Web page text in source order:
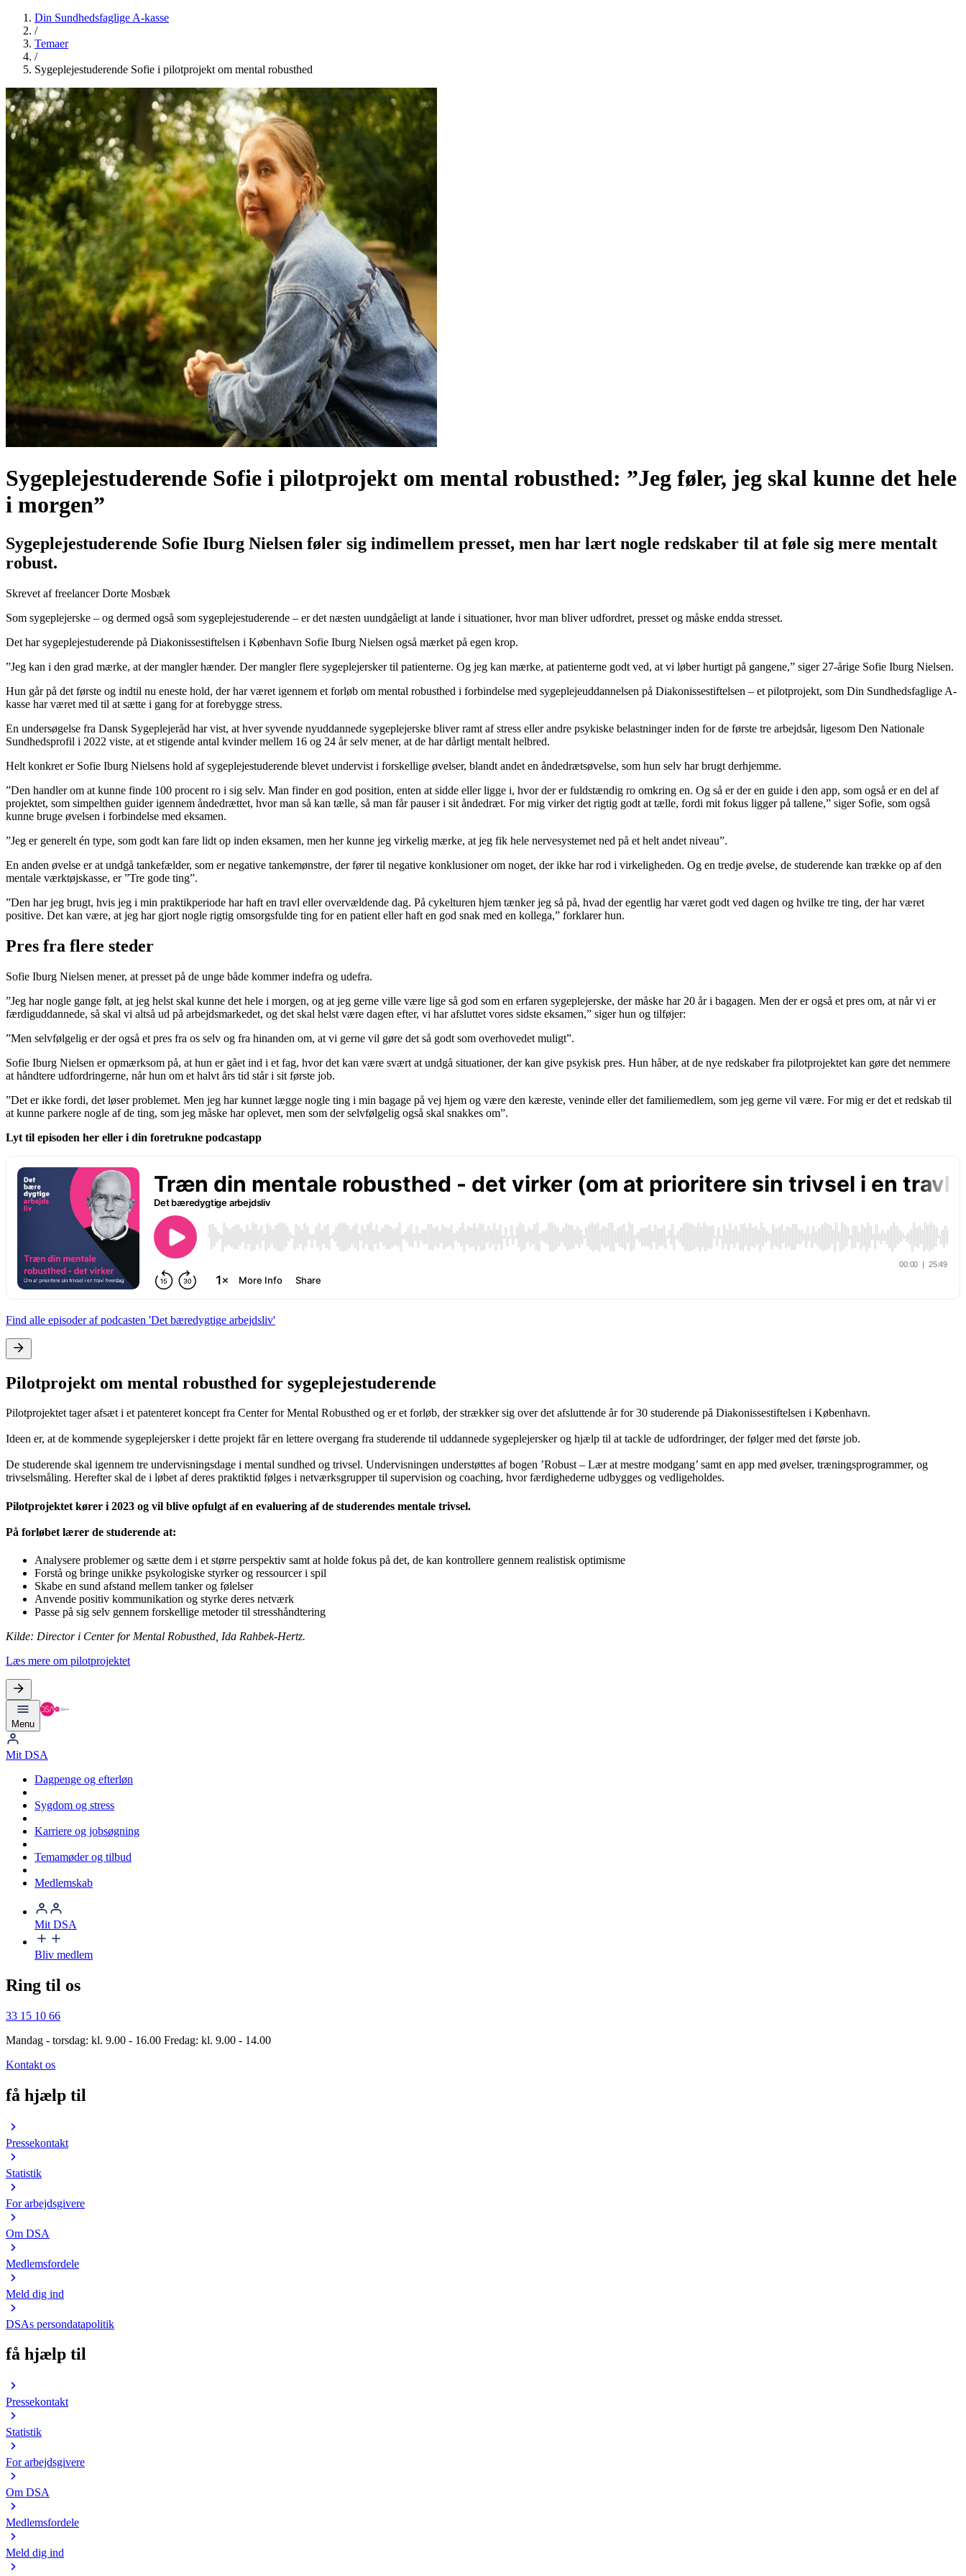
Din Sundhedsfaglige A-kasse
/
Temaer
/
Sygeplejestuderende Sofie i pilotprojekt om mental robusthed
Sygeplejestuderende Sofie i pilotprojekt om mental robusthed: ”Jeg føler, jeg skal kunne det hele
i morgen”
Sygeplejestuderende Sofie Iburg Nielsen føler sig indimellem presset, men har lært nogle redskaber til at føle sig mere mentalt
robust.
Skrevet af freelancer Dorte Mosbæk
Som sygeplejerske – og dermed også som sygeplejestuderende – er det næsten uundgåeligt at lande i situationer, hvor man bliver udfordret, presset og måske endda stresset.
Det har sygeplejestuderende på Diakonissestiftelsen i København Sofie Iburg Nielsen også mærket på egen krop.
”Jeg kan i den grad mærke, at der mangler hænder. Der mangler flere sygeplejersker til patienterne. Og jeg kan mærke, at patienterne godt ved, at vi løber hurtigt på gangene,” siger 27-årige Sofie Iburg Nielsen.
Hun går på det første og indtil nu eneste hold, der har været igennem et forløb om mental robusthed i forbindelse med sygeplejeuddannelsen på Diakonissestiftelsen – et pilotprojekt, som Din Sundhedsfaglige A-
kasse har været med til at sætte i gang for at forebygge stress.
En undersøgelse fra Dansk Sygeplejeråd har vist, at hver syvende nyuddannede sygeplejerske bliver ramt af stress eller andre psykiske belastninger inden for de første tre arbejdsår, ligesom Den Nationale
Sundhedsprofil i 2022 viste, at et stigende antal kvinder mellem 16 og 24 år selv mener, at de har dårligt mentalt helbred.
Helt konkret er Sofie Iburg Nielsens hold af sygeplejestuderende blevet undervist i forskellige øvelser, blandt andet en åndedrætsøvelse, som hun selv har brugt derhjemme.
”Den handler om at kunne finde 100 procent ro i sig selv. Man finder en god position, enten at sidde eller ligge i, hvor der er fuldstændig ro omkring en. Og så er der en guide i den app, som også er en del af
projektet, som simpelthen guider igennem åndedrættet, hvor man så kan tælle, så man får pauser i sit åndedræt. For mig virker det rigtig godt at tælle, fordi mit fokus ligger på tallene,” siger Sofie, som også
kunne bruge øvelsen i forbindelse med eksamen.
”Jeg er generelt én type, som godt kan fare lidt op inden eksamen, men her kunne jeg virkelig mærke, at jeg fik hele nervesystemet ned på et helt andet niveau”.
En anden øvelse er at undgå tankefælder, som er negative tankemønstre, der fører til negative konklusioner om noget, der ikke har rod i virkeligheden. Og en tredje øvelse, de studerende kan trække op af den
mentale værktøjskasse, er ”Tre gode ting”.
”Den har jeg brugt, hvis jeg i min praktikperiode har haft en travl eller overvældende dag. På cykelturen hjem tænker jeg så på, hvad der egentlig har været godt ved dagen og hvilke tre ting, der har været
positive. Det kan være, at jeg har gjort nogle rigtig omsorgsfulde ting for en patient eller haft en god snak med en kollega,” forklarer hun.
Pres fra flere steder
Sofie Iburg Nielsen mener, at presset på de unge både kommer indefra og udefra.
”Jeg har nogle gange følt, at jeg helst skal kunne det hele i morgen, og at jeg gerne ville være lige så god som en erfaren sygeplejerske, der måske har 20 år i bagagen. Men der er også et pres om, at når vi er
færdiguddannede, så skal vi altså ud på arbejdsmarkedet, og det skal helst være dagen efter, vi har afsluttet vores sidste eksamen,” siger hun og tilføjer:
”Men selvfølgelig er der også et pres fra os selv og fra hinanden om, at vi gerne vil gøre det så godt som overhovedet muligt”.
Sofie Iburg Nielsen er opmærksom på, at hun er gået ind i et fag, hvor det kan være svært at undgå situationer, der kan give psykisk pres. Hun håber, at de nye redskaber fra pilotprojektet kan gøre det nemmere
at håndtere udfordringerne, når hun om et halvt års tid står i sit første job.
”Det er ikke fordi, det løser problemet. Men jeg har kunnet lægge nogle ting i min bagage på vej hjem og være den kæreste, veninde eller det familiemedlem, som jeg gerne vil være. For mig er det et redskab til
at kunne parkere nogle af de ting, som jeg måske har oplevet, men som der selvfølgelig også skal snakkes om”.
Lyt til episoden her eller i din foretrukne podcastapp
Find alle episoder af podcasten 'Det bæredygtige arbejdsliv'
Pilotprojekt om mental robusthed for sygeplejestuderende
Pilotprojektet tager afsæt i et patenteret koncept fra Center for Mental Robusthed og er et forløb, der strækker sig over det afsluttende år for 30 studerende på Diakonissestiftelsen i København.
Ideen er, at de kommende sygeplejersker i dette projekt får en lettere overgang fra studerende til uddannede sygeplejersker og hjælp til at tackle de udfordringer, der følger med det første job.
De studerende skal igennem tre undervisningsdage i mental sundhed og trivsel. Undervisningen understøttes af bogen ’Robust – Lær at mestre modgang’ samt en app med øvelser, træningsprogrammer, og
trivselsmåling. Herefter skal de i løbet af deres praktiktid følges i netværksgrupper til supervision og coaching, hvor færdighederne udbygges og vedligeholdes.
Pilotprojektet kører i 2023 og vil blive opfulgt af en evaluering af de studerendes mentale trivsel.
På forløbet lærer de studerende at:
Analysere problemer og sætte dem i et større perspektiv samt at holde fokus på det, de kan kontrollere gennem realistisk optimisme
Forstå og bringe unikke psykologiske styrker og ressourcer i spil
Skabe en sund afstand mellem tanker og følelser
Anvende positiv kommunikation og styrke deres netværk
Passe på sig selv gennem forskellige metoder til stresshåndtering
Kilde: Director i Center for Mental Robusthed, Ida Rahbek-Hertz.
Læs mere om pilotprojektet
Menu
Mit DSA
Dagpenge og efterløn
Sygdom og stress
Karriere og jobsøgning
Temamøder og tilbud
Medlemskab
Mit DSA
Bliv medlem
Ring til os
33 15 10 66
Mandag - torsdag: kl. 9.00 - 16.00 Fredag: kl. 9.00 - 14.00
Kontakt os
få hjælp til
Pressekontakt
Statistik
For arbejdsgivere
Om DSA
Medlemsfordele
Meld dig ind
DSAs persondatapolitik
få hjælp til
Pressekontakt
Statistik
For arbejdsgivere
Om DSA
Medlemsfordele
Meld dig ind